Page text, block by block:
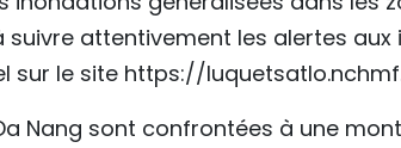
attentivement les alertes
sur le site https://
Nang sont confrontées à une